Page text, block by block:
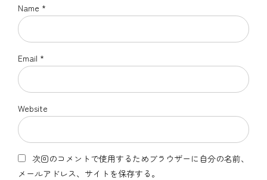
Name *
Email *
Website
次回のコメントで使用するためブラウザーに自分の名前、
メールアドレス、サイトを保存する。